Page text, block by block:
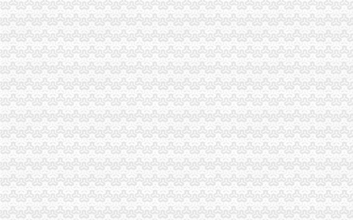
福利社-百丽吧-天津消费生活专属社区-
VR福利社
福利社
黄漫福利社
gkmm福利社肉图_美图福利社账号登录_美图福利社刮
福利社-@HR圈内招聘网,HR人自己的招聘网站
福利社-百丽吧-天津消费生活专属社区-
业界福利社
zxfuli福利社电影-原创-高清-爱奇艺